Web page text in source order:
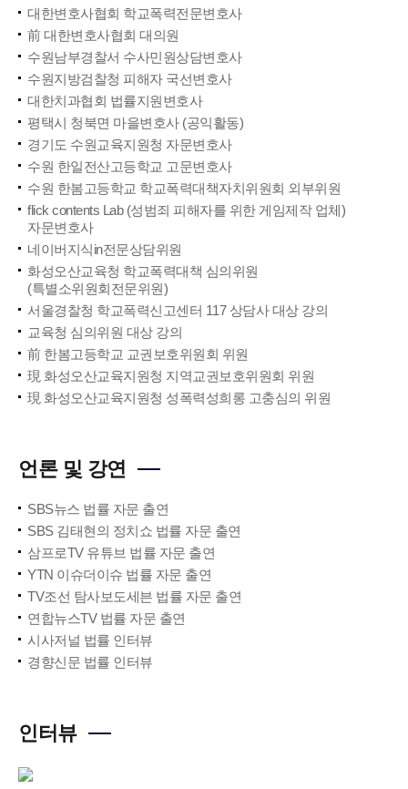
대한변호사협회 학교폭력전문변호사
前 대한변호사협회 대의원
수원남부경찰서 수사민원상담변호사
수원지방검찰청 피해자 국선변호사
대한치과협회 법률지원변호사
평택시 청북면 마을변호사 (공익활동)
경기도 수원교육지원청 자문변호사
수원 한일전산고등학교 고문변호사
수원 한봄고등학교 학교폭력대책자치위원회 외부위원
flick contents Lab (성범죄 피해자를 위한 게임제작 업체)
자문변호사
네이버지식in전문상담위원
화성오산교육청 학교폭력대책 심의위원
(특별소위원회전문위원)
서울경찰청 학교폭력신고센터 117 상담사 대상 강의
교육청 심의위원 대상 강의
前 한봄고등학교 교권보호위원회 위원
現 화성오산교육지원청 지역교권보호위원회 위원
現 화성오산교육지원청 성폭력성희롱 고충심의 위원
언론 및 강연
SBS뉴스 법률 자문 출연
SBS 김태현의 정치쇼 법률 자문 출연
삼프로TV 유튜브 법률 자문 출연
YTN 이슈더이슈 법률 자문 출연
TV조선 탐사보도세븐 법률 자문 출연
연합뉴스TV 법률 자문 출연
시사저널 법률 인터뷰
경향신문 법률 인터뷰
인터뷰